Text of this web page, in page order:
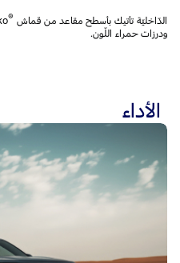
الدّاخليّة تأتيك بأسطح مقاعد من قماش Miko ®
ودرزات حمراء اللّون.
الأداء